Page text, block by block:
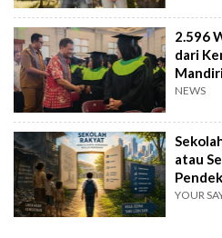
2.596
dari
NEWS
atau
YOUR